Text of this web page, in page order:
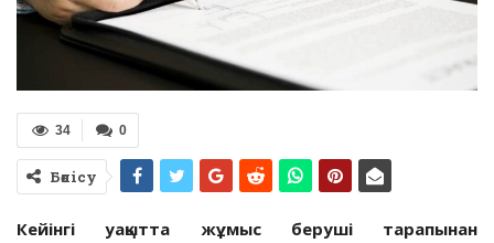
0
34
Бөлісу
Кейінгі уақытта жұмыс беруші тарапынан